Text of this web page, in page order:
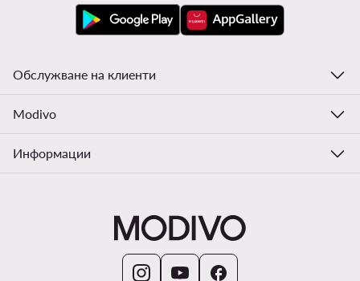
Обслужване на клиенти
Modivo
Информации